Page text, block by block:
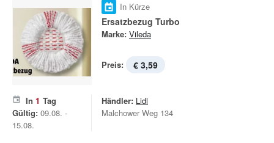
In Kürze
Ersatzbezug Turbo
Marke: Vileda
Preis: € 3,59
In 1 Tag
Gültig: 09.08. -
15.08.
Händler: Lidl
Malchower Weg 134